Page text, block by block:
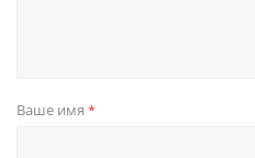
Ваше имя *